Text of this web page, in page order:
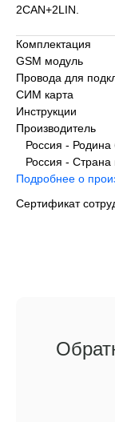
2CAN+2LIN.
Комплектация
GSM модуль
Провода для
СИМ карта
Инструкции
Производитель
Россия - Родина
Россия - Страна
Подробнее о
Сертификат